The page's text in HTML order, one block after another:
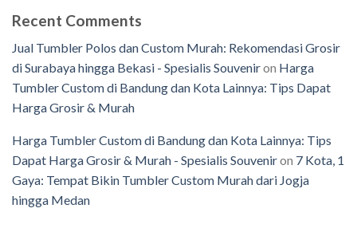
Recent Comments
Jual Tumbler Polos dan Custom Murah: Rekomendasi Grosir
di Surabaya hingga Bekasi - Spesialis Souveniron Harga
Tumbler Custom di Bandung dan Kota Lainnya: Tips Dapat
Harga Grosir & Murah
Harga Tumbler Custom di Bandung dan Kota Lainnya: Tips
Dapat Harga Grosir & Murah - Spesialis Souveniron 7 Kota, 1
Gaya: Tempat Bikin Tumbler Custom Murah dari Jogja
hingga Medan